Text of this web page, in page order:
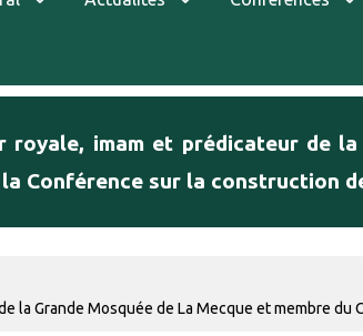
imam et prédicateur de
Conférence sur la construction
la Grande Mosquée de La Mecque et membre du